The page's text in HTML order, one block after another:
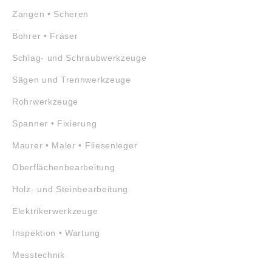
Zangen • Scheren
Bohrer • Fräser
Schlag- und Schraubwerkzeuge
Sägen und Trennwerkzeuge
Rohrwerkzeuge
Spanner • Fixierung
Maurer • Maler • Fliesenleger
Oberflächenbearbeitung
Holz- und Steinbearbeitung
Elektrikerwerkzeuge
Inspektion • Wartung
Messtechnik